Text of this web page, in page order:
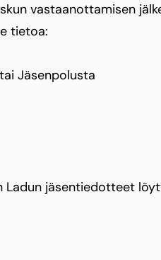
vastaanottamisen
tietoa:
Jäsenpolusta
Ladun jäsentiedotteet